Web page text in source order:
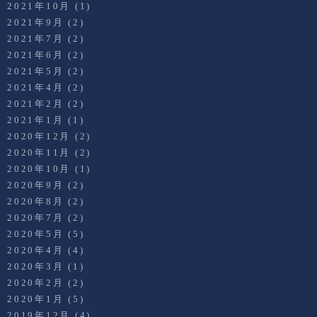
2021年10月
(1)
2021年9月
(2)
2021年7月
(2)
2021年6月
(2)
2021年5月
(2)
2021年4月
(2)
2021年2月
(2)
2021年1月
(1)
2020年12月
(2)
2020年11月
(2)
2020年10月
(1)
2020年9月
(2)
2020年8月
(2)
2020年7月
(2)
2020年5月
(5)
2020年4月
(4)
2020年3月
(1)
2020年2月
(2)
2020年1月
(5)